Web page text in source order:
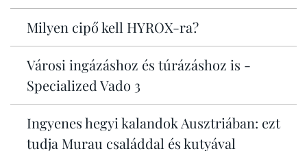
Milyen cipő kell HYROX-ra?
Városi ingázáshoz és túrázáshoz is -
Specialized Vado 3
Ingyenes hegyi kalandok Ausztriában: ezt
tudja Murau családdal és kutyával